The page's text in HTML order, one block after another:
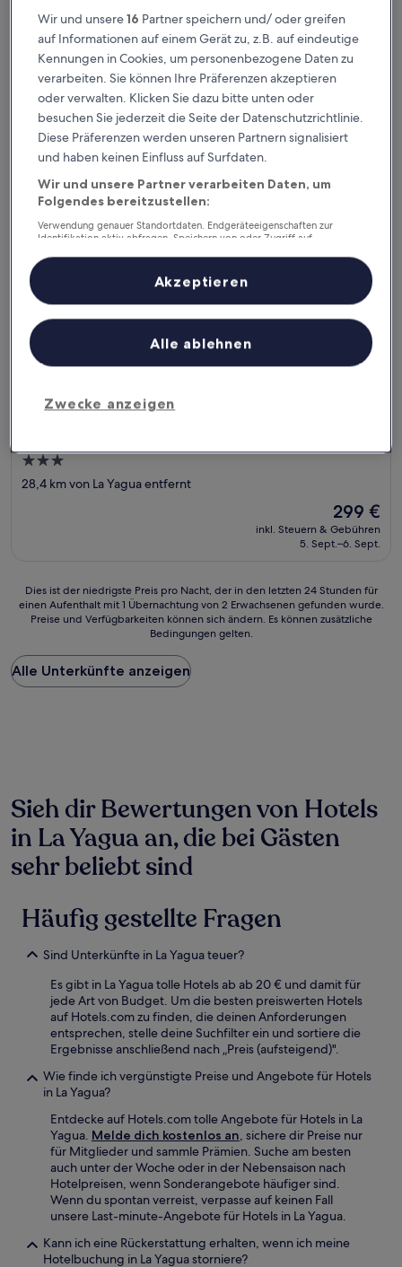
Hotel pool city
Hotel pool city
Sterne-
Unterkunft
28,8 km von La Yagua entfernt
Hervorragend,
(25
Bewertungen)
8,8/10 Hervorragend (25 Bewertungen)
Der
20 €
inkl. Steuern & Gebühren
3.0-
Sterne-
28,4 km von La Yagua entfernt
Der
Preis
beträgt
299 €
inkl. Steuern & Gebühren
5. Sept.–6. Sept.
Las Montanas
Dies
ist
Preis
pro
Nacht,
einen
Aufenthalt
mit
1 Übernachtung
von
wurde.
Preise
Verfügbarkeiten
können
ändern.
können
zusätzliche
Bedingungen
gelten.
Dies ist der niedrigste Preis pro Nacht, der in den letzten 24 Stunden für
einen Aufenthalt mit 1 Übernachtung von 2 Erwachsenen gefunden wurde.
Preise und Verfügbarkeiten können sich ändern. Es können zusätzliche
Bedingungen gelten.
Alle Unterkünfte anzeigen
Sieh dir Bewertungen von Hotels
in La Yagua an, die bei Gästen
sehr beliebt sind
Häufig gestellte Fragen
Sind Unterkünfte in La Yagua teuer?
Es gibt in La Yagua tolle Hotels ab ab 20 € und damit für
jede Art von Budget. Um die besten preiswerten Hotels
auf Hotels.com zu finden, die deinen Anforderungen
entsprechen, stelle deine Suchfilter ein und sortiere die
Ergebnisse anschließend nach „Preis (aufsteigend)".
Wie finde ich vergünstigte Preise und Angebote für Hotels
in La Yagua?
Entdecke auf Hotels.com tolle Angebote für Hotels in La
Yagua. Melde dich kostenlos an, sichere dir Preise nur
für Mitglieder und sammle Prämien. Suche am besten
auch unter der Woche oder in der Nebensaison nach
Hotelpreisen, wenn Sonderangebote häufiger sind.
Wenn du spontan verreist, verpasse auf keinen Fall
unsere Last-minute-Angebote für Hotels in La Yagua.
Kann ich eine Rückerstattung erhalten, wenn ich meine
Hotelbuchung in La Yagua storniere?
Wir und unsere16 Partner speichern und/ oder greifen
auf Informationen auf einem Gerät zu, z.B. auf eindeutige
Kennungen in Cookies, um personenbezogene Daten zu
verarbeiten. Sie können Ihre Präferenzen akzeptieren
oder verwalten. Klicken Sie dazu bitte unten oder
besuchen Sie jederzeit die Seite der Datenschutzrichtlinie.
Diese Präferenzen werden unseren Partnern signalisiert
und haben keinen Einfluss auf Surfdaten.
Wir und unsere Partner verarbeiten Daten, um
Folgendes bereitzustellen:
Verwendung genauer Standortdaten. Endgeräteeigenschaften zur
Identifikation aktiv abfragen. Speichern von oder Zugriff auf
Inhalte, Messung von Werbeleistung und der Performance von Inhalten,
Zielgruppenforschung sowie Entwicklung und Verbesserung von
Liste der Partner (Lieferanten)
Zwecke anzeigen
Alle ablehnen
Akzeptieren